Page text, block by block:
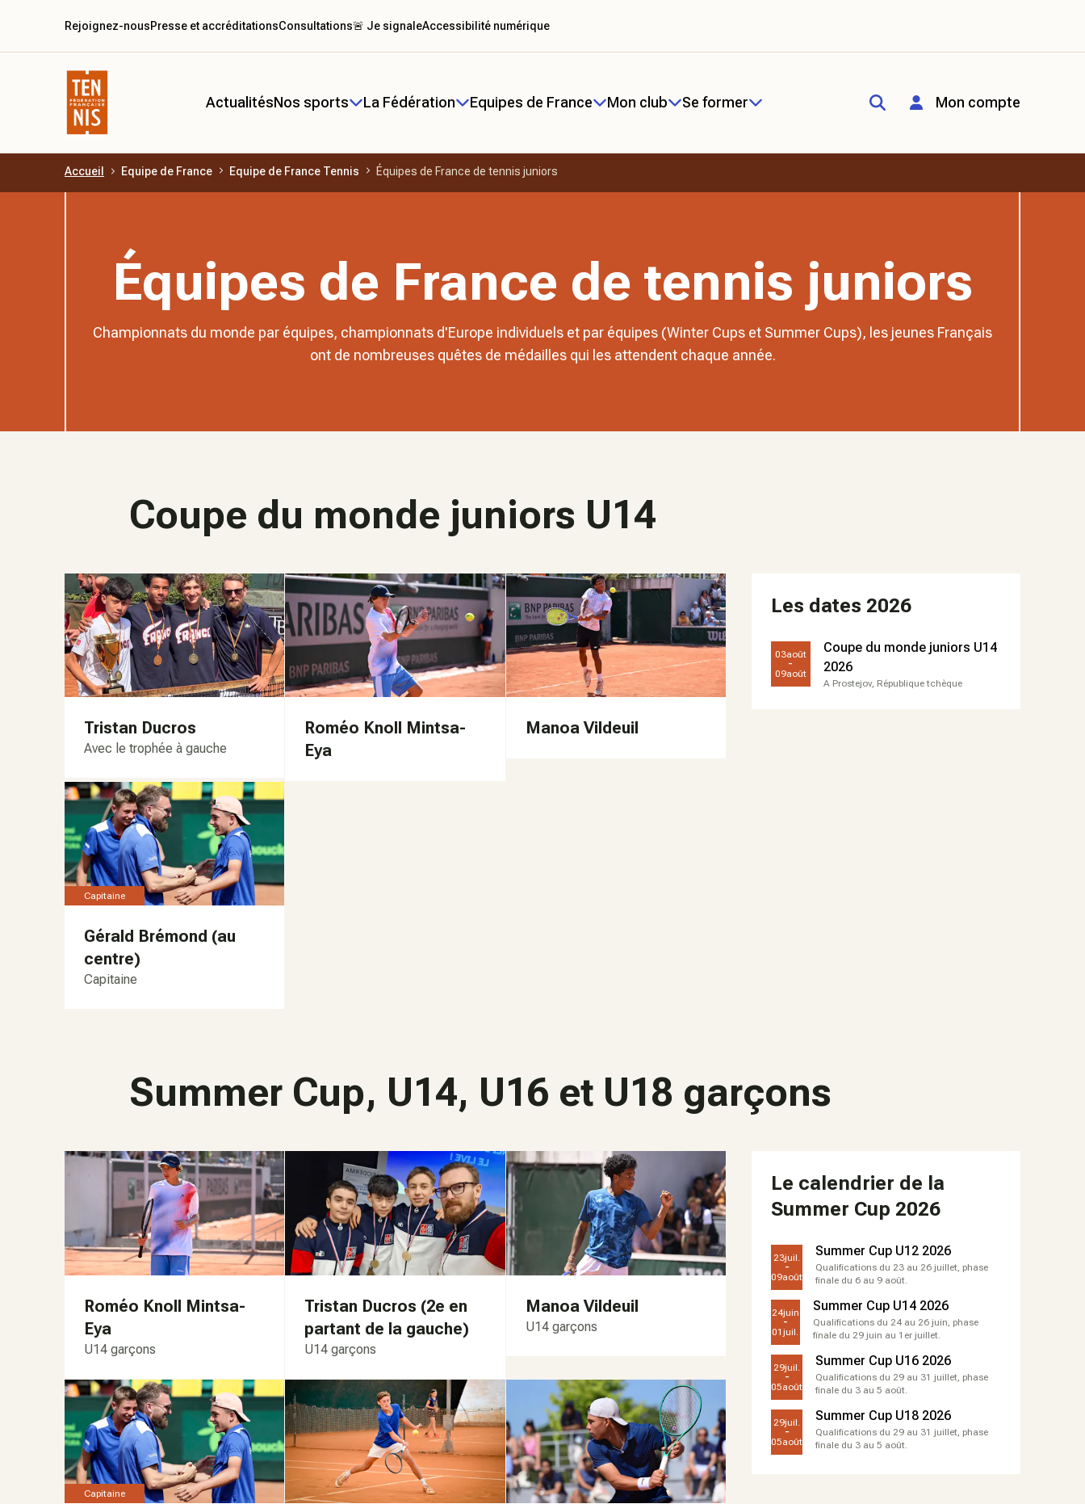
Aller au contenu principal
ActualitésNos sports La Fédération Equipes de France Mon club Se former Mon compte
Rejoignez-nousPresse et accréditationsConsultations🚨 Je signaleAccessibilité numérique
Accueil Equipe de France Equipe de France Tennis Équipes de France de tennis juniors
Équipes de France de tennis juniors
Championnats du monde par équipes, championnats d'Europe individuels et par équipes (Winter Cups et Summer Cups), les jeunes Français
ont de nombreuses quêtes de médailles qui les attendent chaque année.
Coupe du monde juniors U14
Tristan Ducros
Avec le trophée à gauche
Roméo Knoll Mintsa-
Eya
Manoa Vildeuil
Capitaine
Gérald Brémond (au
centre)
Capitaine
Les dates 2026
03août
-
09août
Coupe du monde juniors U14
2026
A Prostejov, République tchèque
Summer Cup, U14, U16 et U18 garçons
Roméo Knoll Mintsa-
Eya
U14 garçons
Tristan Ducros (2e en
partant de la gauche)
U14 garçons
Manoa Vildeuil
U14 garçons
Capitaine
Le calendrier de la
Summer Cup 2026
23juil.
-
09août
Summer Cup U12 2026
Qualifications du 23 au 26 juillet, phase
finale du 6 au 9 août.
24juin
-
01juil.
Summer Cup U14 2026
Qualifications du 24 au 26 juin, phase
finale du 29 juin au 1er juillet.
29juil.
-
05août
Summer Cup U16 2026
Qualifications du 29 au 31 juillet, phase
finale du 3 au 5 août.
29juil.
-
05août
Summer Cup U18 2026
Qualifications du 29 au 31 juillet, phase
finale du 3 au 5 août.